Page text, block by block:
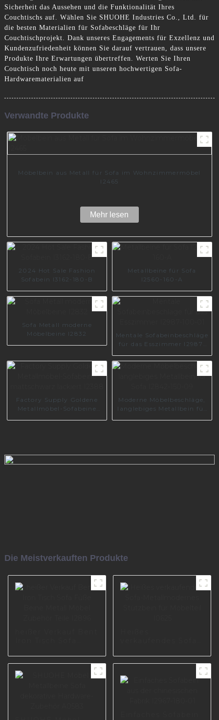
Sicherheit das Aussehen und die Funktionalität Ihres
Couchtischs auf. Wählen Sie SHUOHE Industries Co., Ltd. für
die besten Materialien für Sofabeschläge für Ihr
Couchtischprojekt. Dank unseres Engagements für Exzellenz und
Kundenzufriedenheit können Sie darauf vertrauen, dass unsere
Produkte Ihre Erwartungen übertreffen. Werten Sie Ihren
Couchtisch noch heute mit unseren hochwertigen Sofa-
Hardwarematerialien auf
Verwandte Produkte
Möbelbein aus Metall für Sofa im Wohnzimmermöbel
I2465
Mehr lesen
2024 Hot Sale Fashion
Sofabein I3162-180-B
Metallbeine für Sofa
I2560-160-A
Sofa Metall moderne
Möbelbeine I2832
Mentale Sofabeinbeschläge
für das Esszimmer I2987-
Factory Supply Goldene
Metallmöbel-Sofabeine
Moderne Möbelbeschläge,
langlebiges Metallbein für
Die Meistverkauften Produkte
Möbel Zubehör
Stützbein für